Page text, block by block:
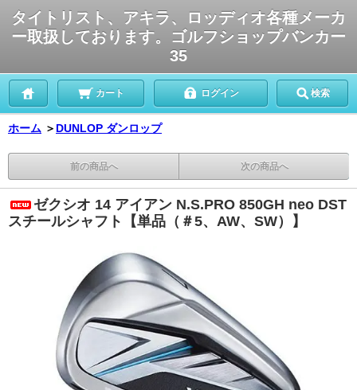
タイトリスト、アキラ、ロッディオ各種メーカ
ー取扱しております。ゴルフショップバンカー
35
カート ログイン 検索
ホーム ＞ DUNLOP ダンロップ
前の商品へ 次の商品へ
ゼクシオ 14 アイアン N.S.PRO 850GH neo DST
スチールシャフト【単品（＃5、AW、SW）】